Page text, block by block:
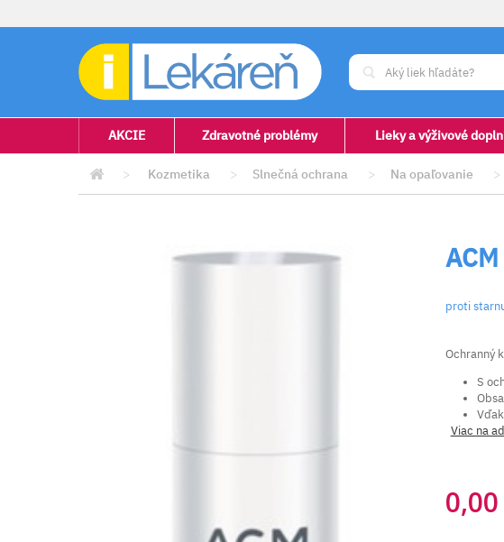
AKCIE Zdravotné problémy Lieky a výživové
> Kozmetika > Slnečná ochrana > Na opaľovanie >
proti
Ochranný
S
Viac na